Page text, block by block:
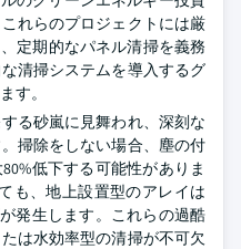
れらのプロジェクトには厳
定期的なパネル清掃を義務
清掃システムを導入するグ
す。
る砂嵐に見舞われ、深刻な
掃除をしない場合、塵の付
低下する可能性がありま
も、地上設置型のアレイは
発生します。これらの過酷
は水効率型の清掃が不可欠